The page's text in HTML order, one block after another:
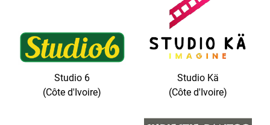
Studio 6
(Côte d'Ivoire)
Studio Kä
(Côte d'Ivoire)